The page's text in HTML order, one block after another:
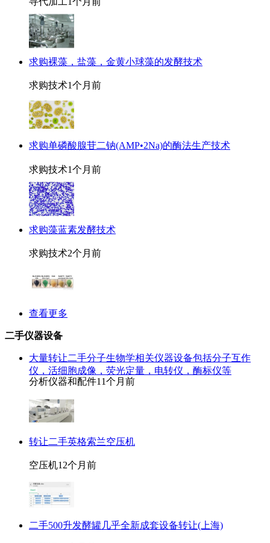
求购裸藻，盐藻，金黄小球藻的发酵技术
求购技术1个月前
求购单磷酸腺苷二钠(AMP•2Na)的酶法生产技术
求购技术1个月前
求购藻蓝素发酵技术
求购技术2个月前
查看更多
二手仪器设备
大量转让二手分子生物学相关仪器设备包括分子互作
仪，活细胞成像，荧光定量，电转仪，酶标仪等
分析仪器和配件11个月前
转让二手英格索兰空压机
空压机12个月前
二手500升发酵罐几乎全新成套设备转让(上海)